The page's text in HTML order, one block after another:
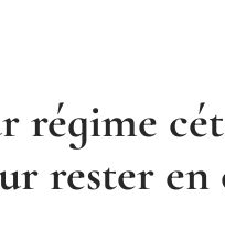
régime
rester en